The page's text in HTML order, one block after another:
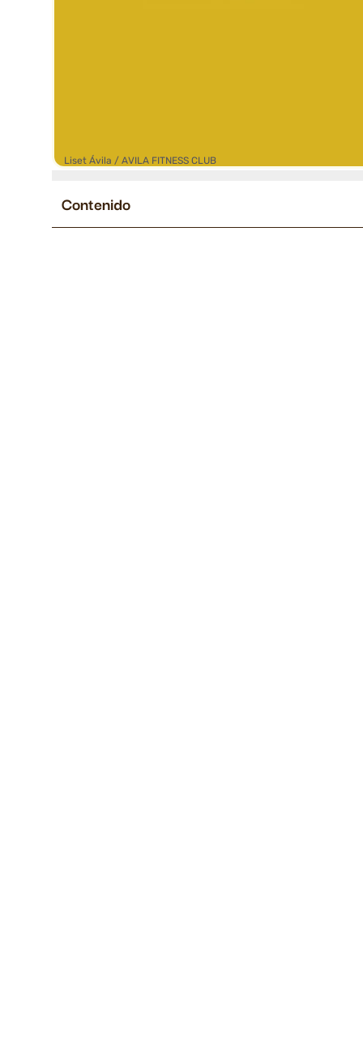
Liset Ávila / AVILA FITNESS CLUB
Contenido